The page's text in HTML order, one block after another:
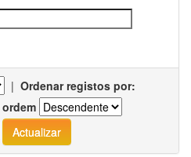
| Ordenar registos por:
ordem